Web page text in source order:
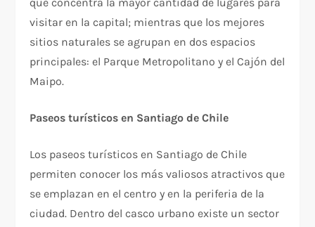
que concentra la mayor cantidad de lugares para
visitar en la capital; mientras que los mejores
sitios naturales se agrupan en dos espacios
principales: el Parque Metropolitano y el Cajón del
Maipo.
Paseos turísticos en Santiago de Chile
Los paseos turísticos en Santiago de Chile
permiten conocer los más valiosos atractivos que
se emplazan en el centro y en la periferia de la
ciudad. Dentro del casco urbano existe un sector